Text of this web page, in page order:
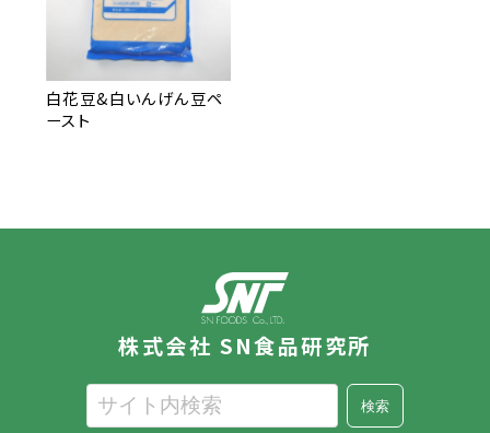
白花豆&白いんげん豆ペ
ースト
株式会社 SN食品研究所
検索